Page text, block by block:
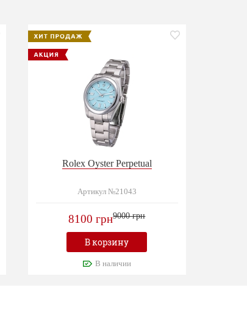
Rolex Oyster Perpetual
Артикул №21043
8100 грн9000 грн
В корзину
В наличии